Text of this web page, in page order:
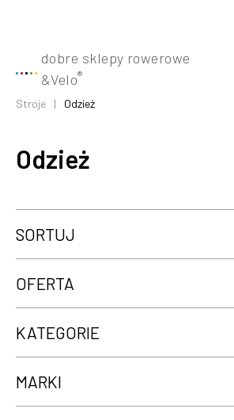
dobre sklepy rowerowe
&Velo®
Stroje Odzież
Odzież
SORTUJ
OFERTA
KATEGORIE
MARKI